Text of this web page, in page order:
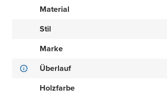
Material
Stil
Marke
Überlauf
Holzfarbe